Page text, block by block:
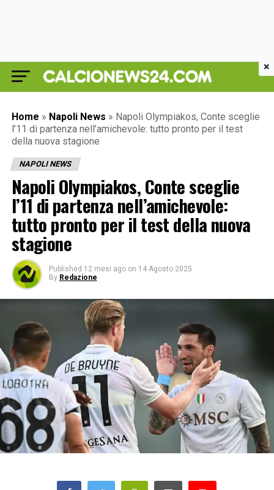
Home » Napoli News » Napoli Olympiakos, Conte sceglie
l’11 di partenza nell’amichevole: tutto pronto per il test
della nuova stagione
NAPOLI NEWS
Napoli Olympiakos, Conte sceglie
l’11 di partenza nell’amichevole:
tutto pronto per il test della nuova
stagione
Published 12 mesi ago on 14 Agosto 2025
By Redazione
×